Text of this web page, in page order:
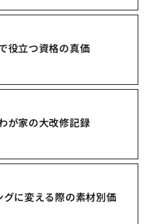
役立つ資格の真価
が家の大改修記録
に変える際の素材別価